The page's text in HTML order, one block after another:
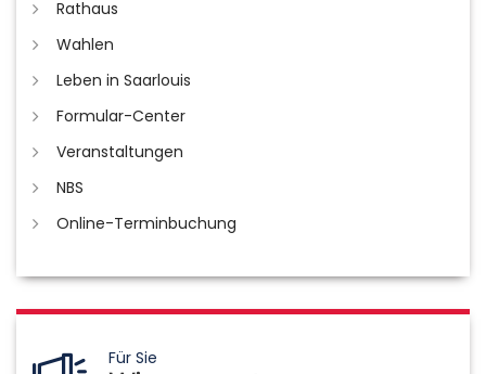
Rathaus
Wahlen
Leben in Saarlouis
Formular-Center
Veranstaltungen
NBS
Online-Terminbuchung
Für Sie